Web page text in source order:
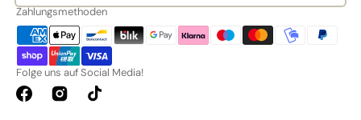
Zahlungsmethoden
Folge uns auf Social Media!
FacebookInstagramTikTok